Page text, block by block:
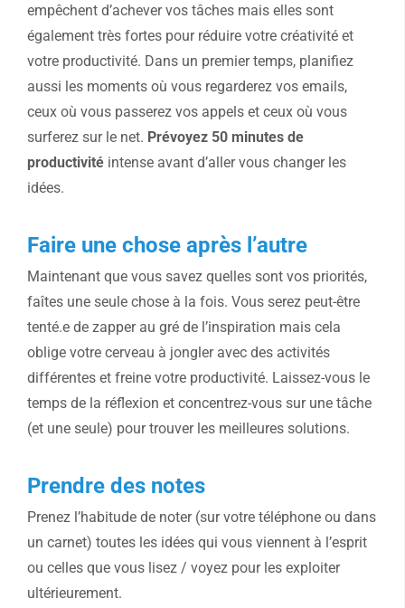
empêchent d’achever vos tâches mais elles sont
également très fortes pour réduire votre créativité et
votre productivité. Dans un premier temps, planifiez
aussi les moments où vous regarderez vos emails,
ceux où vous passerez vos appels et ceux où vous
surferez sur le net. Prévoyez 50 minutes de
productivité intense avant d’aller vous changer les
idées.
Faire une chose après l’autre
Maintenant que vous savez quelles sont vos priorités,
faîtes une seule chose à la fois. Vous serez peut-être
tenté.e de zapper au gré de l’inspiration mais cela
oblige votre cerveau à jongler avec des activités
différentes et freine votre productivité. Laissez-vous le
temps de la réflexion et concentrez-vous sur une tâche
(et une seule) pour trouver les meilleures solutions.
Prendre des notes
Prenez l’habitude de noter (sur votre téléphone ou dans
un carnet) toutes les idées qui vous viennent à l’esprit
ou celles que vous lisez / voyez pour les exploiter
ultérieurement.